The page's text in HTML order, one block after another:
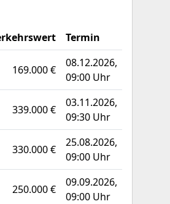
Termin
169.000 €
08.12.2026,
09:00 Uhr
339.000 €
03.11.2026,
09:30 Uhr
330.000 €
25.08.2026,
09:00 Uhr
250.000 €
09.09.2026,
09:00 Uhr